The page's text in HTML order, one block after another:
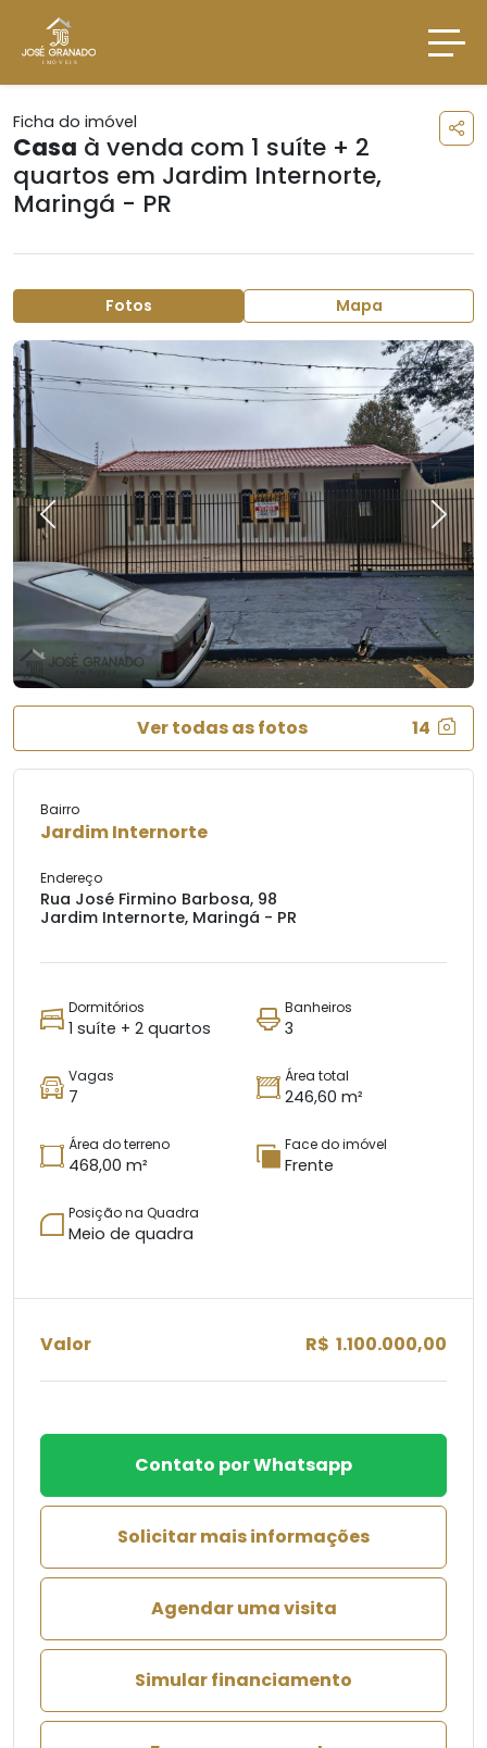
Ficha do imóvel
Casa à venda com 1 suíte + 2
quartos em Jardim Internorte,
Maringá - PR
Fotos Mapa
Previous Next
Ver todas as fotos 14
Bairro
Jardim Internorte
Endereço
Rua José Firmino Barbosa, 98
Jardim Internorte, Maringá - PR
Dormitórios
1 suíte + 2 quartos
Banheiros
3
Vagas
7
Área total
246,60 m²
Área do terreno
468,00 m²
Face do imóvel
Frente
Posição na Quadra
Meio de quadra
Valor R$ 1.100.000,00
Contato por Whatsapp
Solicitar mais informações
Agendar uma visita
Simular financiamento